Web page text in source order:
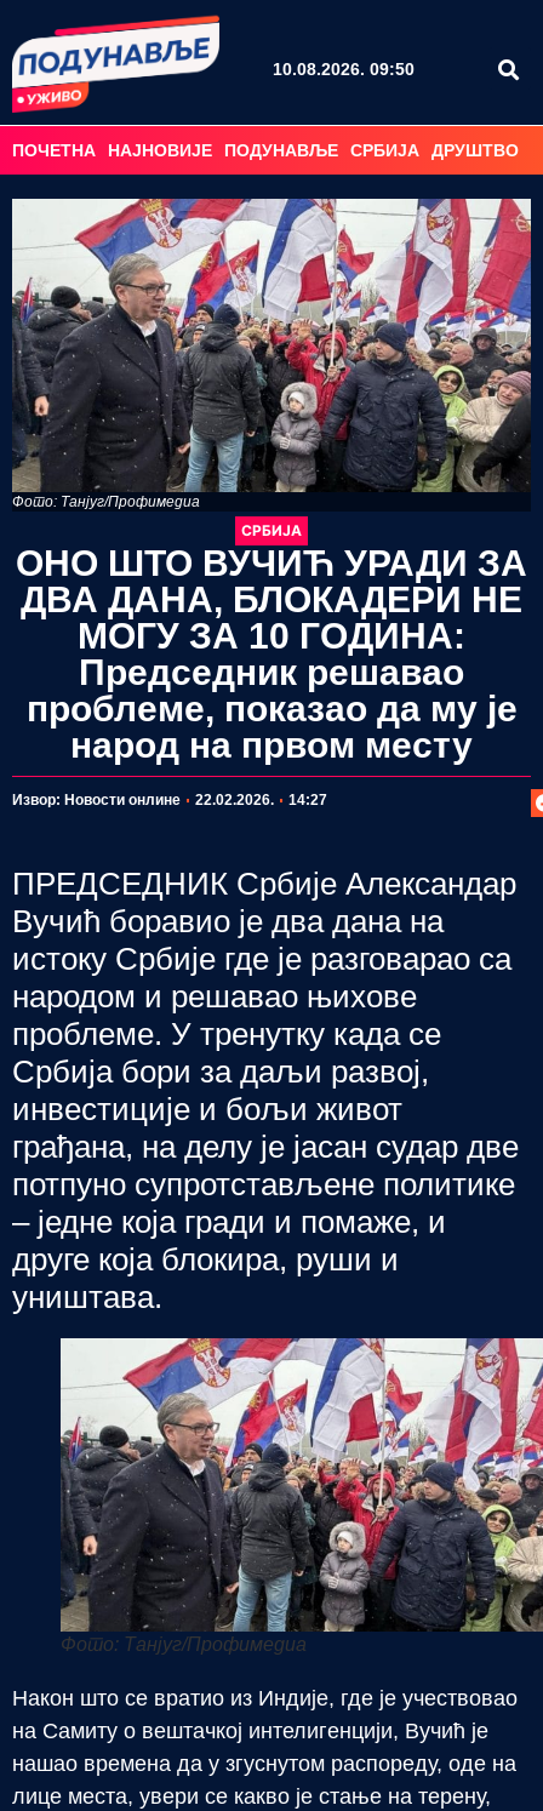
10.08.2026. 09:50
ПОЧЕТНА НАЈНОВИЈЕ ПОДУНАВЉЕ СРБИЈА ДРУШТВО
Фото: Танјуг/Профимедиа
СРБИЈА
ОНО ШТО ВУЧИЋ УРАДИ ЗА
ДВА ДАНА, БЛОКАДЕРИ НЕ
МОГУ ЗА 10 ГОДИНА:
Председник решавао
проблеме, показао да му је
народ на првом месту
Извор: Новости онлине 22.02.2026. 14:27
ПРЕДСЕДНИК Србије Александар
Вучић боравио је два дана на
истоку Србије где је разговарао са
народом и решавао њихове
проблеме. У тренутку када се
Србија бори за даљи развој,
инвестиције и бољи живот
грађана, на делу је јасан судар две
потпуно супротстављене политике
– једне која гради и помаже, и
друге која блокира, руши и
уништава.
Фото: Танјуг/Профимедиа
Након што се вратио из Индије, где је учествовао
на Самиту о вештачкој интелигенцији, Вучић је
нашао времена да у згуснутом распореду, оде на
лице места, увери се какво је стање на терену,